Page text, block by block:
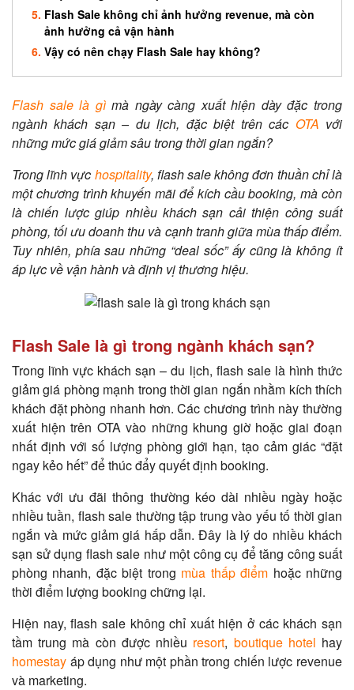
Flash Sale không chỉ ảnh hưởng revenue, mà còn
ảnh hưởng cả vận hành
Vậy có nên chạy Flash Sale hay không?
Flash sale là gìmà ngày càng xuất hiện dày đặc trong
ngành khách sạn – du lịch, đặc biệt trên các OTA với
những mức giá giảm sâu trong thời gian ngắn?
Trong lĩnh vực hospitality, flash sale không đơn thuần chỉ là
một chương trình khuyến mãi để kích cầu booking, mà còn
là chiến lược giúp nhiều khách sạn cải thiện công suất
phòng, tối ưu doanh thu và cạnh tranh giữa mùa thấp điểm.
Tuy nhiên, phía sau những “deal sốc” ấy cũng là không ít
áp lực về vận hành và định vị thương hiệu.
Flash Sale là gì trong ngành khách sạn?
Trong lĩnh vực khách sạn – du lịch, flash sale là hình thức
giảm giá phòng mạnh trong thời gian ngắn nhằm kích thích
khách đặt phòng nhanh hơn. Các chương trình này thường
xuất hiện trên OTA vào những khung giờ hoặc giai đoạn
nhất định với số lượng phòng giới hạn, tạo cảm giác “đặt
ngay kẻo hết” để thúc đẩy quyết định booking.
Khác với ưu đãi thông thường kéo dài nhiều ngày hoặc
nhiều tuần, flash sale thường tập trung vào yếu tố thời gian
ngắn và mức giảm giá hấp dẫn. Đây là lý do nhiều khách
sạn sử dụng flash sale như một công cụ để tăng công suất
phòng nhanh, đặc biệt trong mùa thấp điểm hoặc những
thời điểm lượng booking chững lại.
Hiện nay, flash sale không chỉ xuất hiện ở các khách sạn
tầm trung mà còn được nhiều resort, boutique hotel hay
homestay áp dụng như một phần trong chiến lược revenue
và marketing.